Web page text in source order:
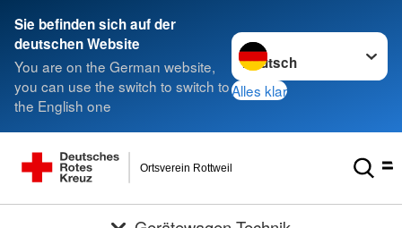
Sie befinden sich auf der
deutschen Website
You are on the German website,
you can use the switch to switch to
the English one
Sprache wechseln zu
Alles klar
Ortsverein Rottweil